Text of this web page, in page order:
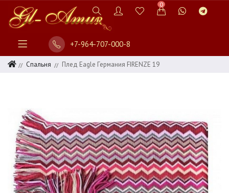
0
+7-964-707-000-8
Спальня Плед Eagle Германия FIRENZE 19